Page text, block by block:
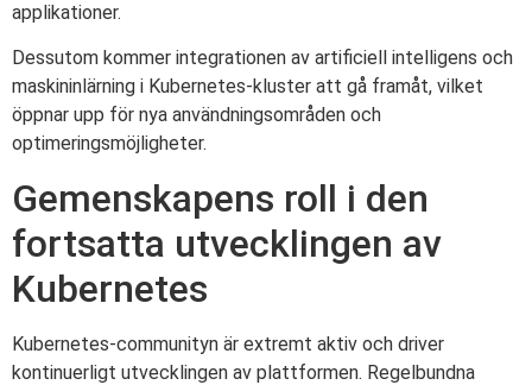
applikationer.
Dessutom kommer integrationen av artificiell intelligens och
maskininlärning i Kubernetes-kluster att gå framåt, vilket
öppnar upp för nya användningsområden och
optimeringsmöjligheter.
Gemenskapens roll i den
fortsatta utvecklingen av
Kubernetes
Kubernetes-communityn är extremt aktiv och driver
kontinuerligt utvecklingen av plattformen. Regelbundna